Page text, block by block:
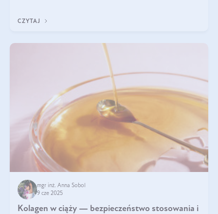
CZYTAJ
mgr inż. Anna Sobol
9 cze 2025
Kolagen w ciąży — bezpieczeństwo stosowania i